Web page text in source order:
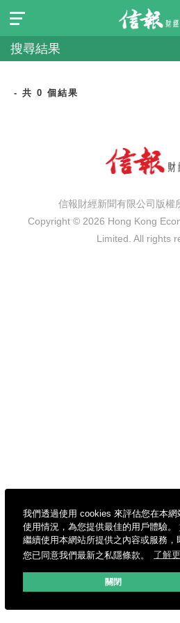
我們透過使用 cookies 來評估您在本網
使用情況，為您提供最佳的用戶體驗。
繼續使用本網站所提供之內容或服務，
您已同意我們最新之私隱條款。
了解
關閉
搜尋結果
- 共 0 個結果
信報財經新聞有限公司版權
Copyright © 2026 Hong Kong
Limited. All rights